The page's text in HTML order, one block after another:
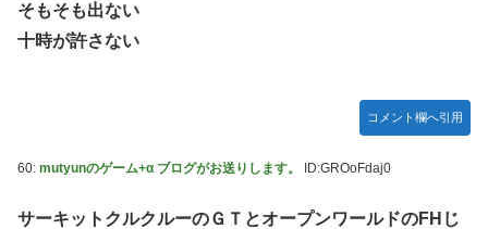
そもそも出ない
十時が許さない
コメント欄へ引用
60: mutyunのゲーム+α ブログがお送りします。 ID:GROoFdaj0
サーキットクルクルーのＧＴとオープンワールドのFHじ